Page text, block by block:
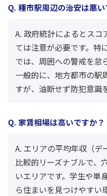
Q. 種市駅周辺の治安は悪い
A. 政府統計によるとスコ
ては注意が必要です。特
では、周囲への警戒を怠
一般的に、地方都市の駅
すが、油断せず防犯意識
Q. 家賃相場は高いですか？
A. エリアの平均年収（デ
比較的リーズナブルで、
いエリアです。学生や単
ら住まいを見つけやすい